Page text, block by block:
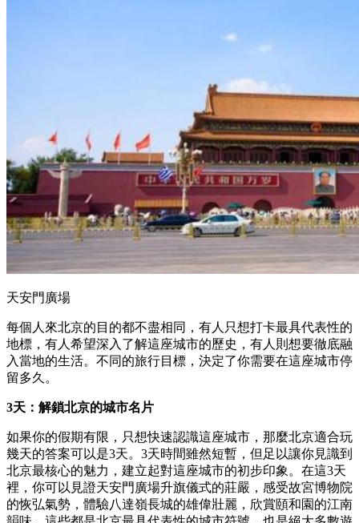
天安門廣場
每個人來北京的目的都不盡相同，有人只想打卡最具代表性的
地標，有人希望深入了解這座城市的歷史，有人則想要徹底融
入當地的生活。不同的旅行目標，決定了你需要在這座城市停
留多久。
3天：解鎖北京的城市名片
如果你的假期有限，只想快速認識這座城市，那麼北京適合玩
幾天的答案可以是3天。3天時間雖然短暫，但足以讓你見識到
北京最核心的魅力，建立起對這座城市的初步印象。在這3天
裡，你可以見證天安門廣場升旗儀式的莊嚴，感受故宮博物院
的恢弘氣勢，體驗八達嶺長城的雄偉壯麗，欣賞頤和園的江南